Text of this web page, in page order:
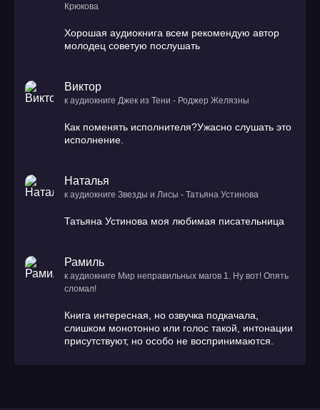
Крюкова
Хорошая аудиокнига всем рекомендую автор
молодец советую послушать
Виктор
к аудиокниге Джек из Тени - Роджер Желязны
Как поменять исполнителя?Ужасно слушать это
исполнение.
Наталья
к аудиокниге Звезды и Лисы - Татьяна Устинова
Татьяна Устинова моя любимая писательница
Рамиль
к аудиокниге Мир неправильных магов 1. Ну вот! Опять
сломал!
Книга интересная, но озвучка подкачала,
слишком монотонно или голос такой, интонации
присутствуют, но особо не воспринимаются.